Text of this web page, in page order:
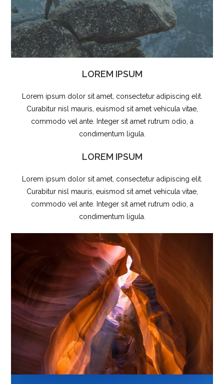
LOREM IPSUM
Lorem ipsum dolor sit amet, consectetur adipiscing elit.
Curabitur nisl mauris, euismod sit amet vehicula vitae,
commodo vel ante. Integer sit amet rutrum odio, a
condimentum ligula.
LOREM IPSUM
Lorem ipsum dolor sit amet, consectetur adipiscing elit.
Curabitur nisl mauris, euismod sit amet vehicula vitae,
commodo vel ante. Integer sit amet rutrum odio, a
condimentum ligula.